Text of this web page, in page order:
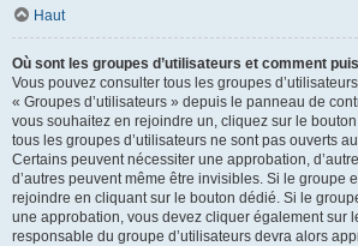
Haut
Où sont les groupes d’utilisateurs et comment
Vous pouvez consulter tous les groupes
« Groupes d’utilisateurs » depuis le panneau de
vous souhaitez en rejoindre un, cliquez sur le
tous les groupes d’utilisateurs ne sont pas ouverts
Certains peuvent nécessiter une approbation,
d’autres peuvent même être invisibles. Si le groupe
rejoindre en cliquant sur le bouton dédié. Si le
une approbation, vous devez cliquer également sur
responsable du groupe d’utilisateurs devra alors